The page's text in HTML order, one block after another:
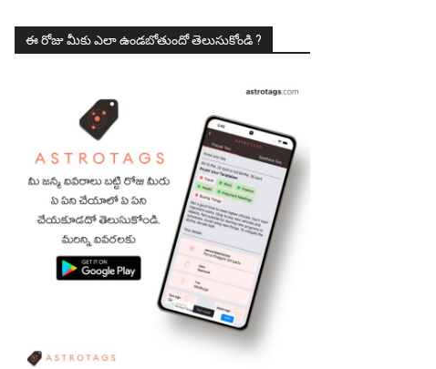
ఈ రోజు మీకు ఎలా ఉండబోతుందో తెలుసుకోండి ?